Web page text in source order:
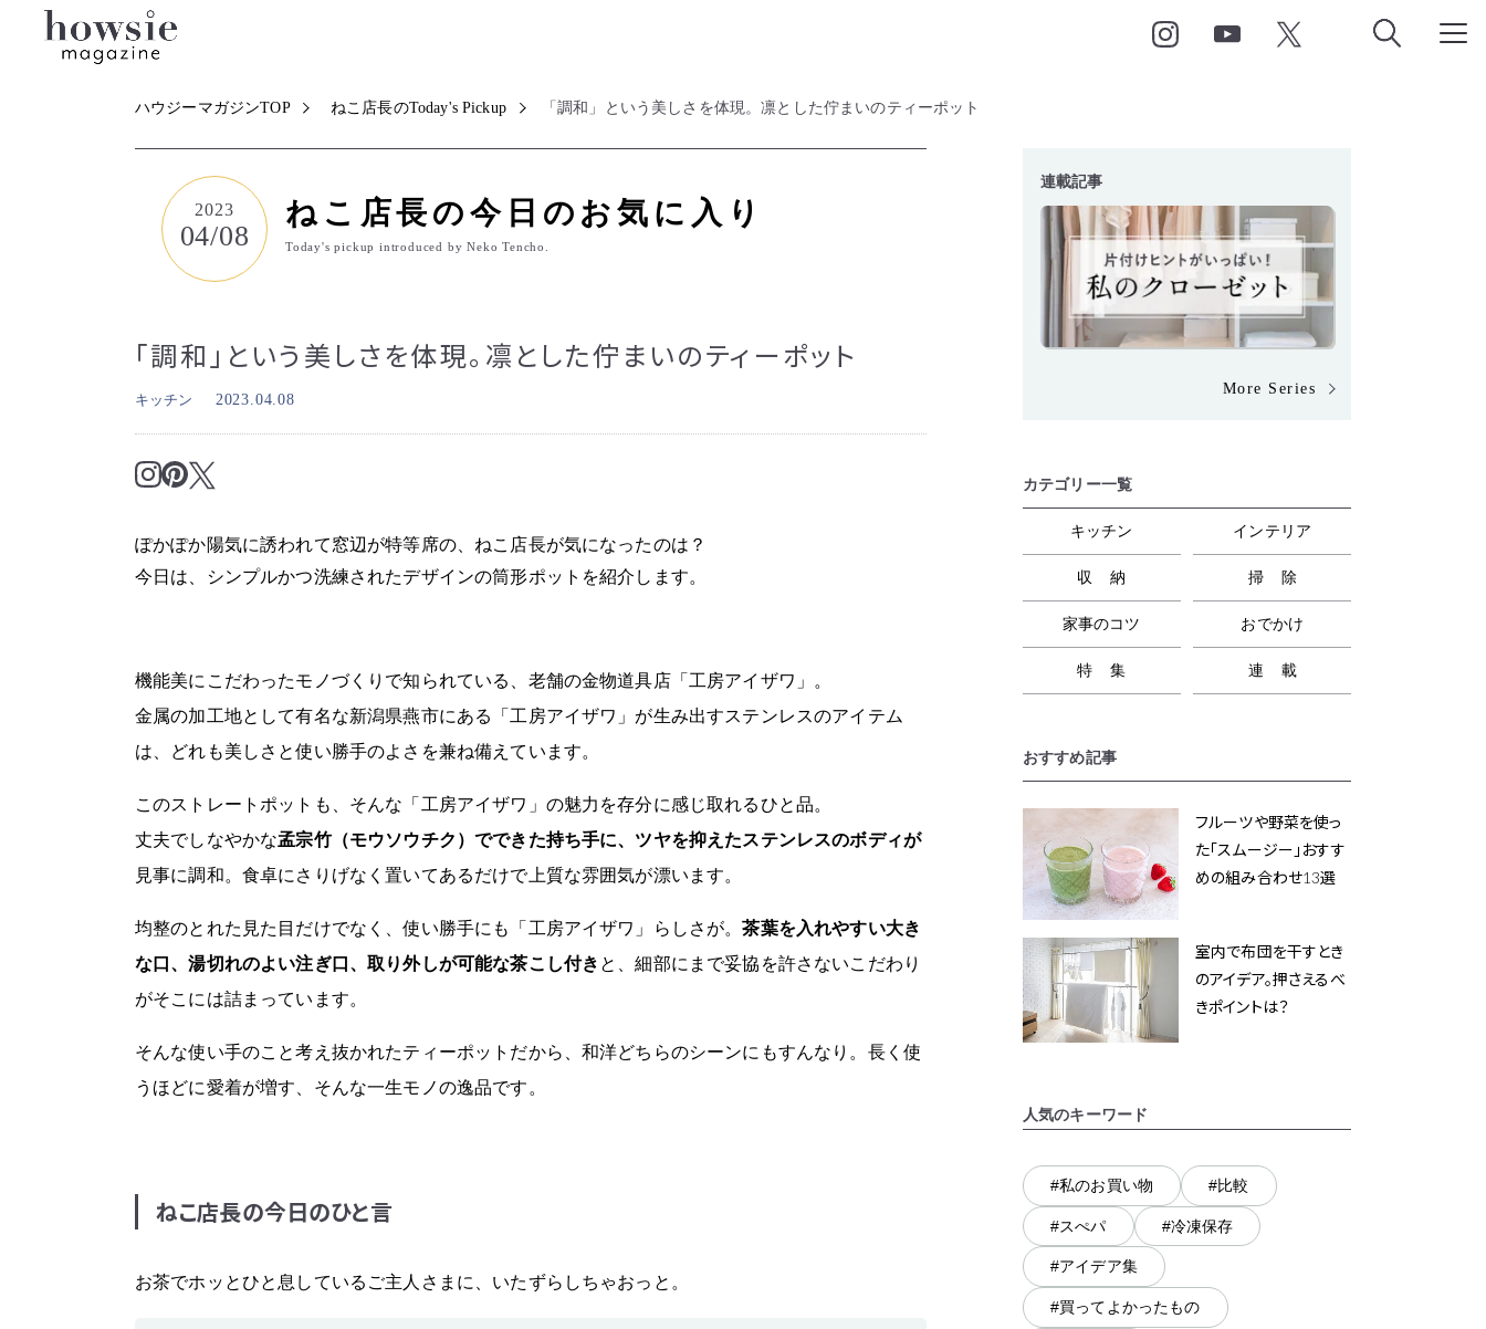
ハウジーマガジンTOP ねこ店長のToday's Pickup 「調和」という美しさを体現。凛とした佇まいのティーポット
2023
04/08
ねこ店長の今日のお気に入り
Today's pickup introduced by Neko Tencho.
「調和」という美しさを体現。凛とした佇まいのティーポット
キッチン 2023.04.08
ぽかぽか陽気に誘われて窓辺が特等席の、ねこ店長が気になったのは？
今日は、シンプルかつ洗練されたデザインの筒形ポットを紹介します。
機能美にこだわったモノづくりで知られている、老舗の金物道具店「工房アイザワ」。
金属の加工地として有名な新潟県燕市にある「工房アイザワ」が生み出すステンレスのアイテム
は、どれも美しさと使い勝手のよさを兼ね備えています。
このストレートポットも、そんな「工房アイザワ」の魅力を存分に感じ取れるひと品。
丈夫でしなやかな孟宗竹（モウソウチク）でできた持ち手に、ツヤを抑えたステンレスのボディが
見事に調和。食卓にさりげなく置いてあるだけで上質な雰囲気が漂います。
均整のとれた見た目だけでなく、使い勝手にも「工房アイザワ」らしさが。茶葉を入れやすい大き
な口、湯切れのよい注ぎ口、取り外しが可能な茶こし付き と、細部にまで妥協を許さないこだわり
がそこには詰まっています。
そんな使い手のこと考え抜かれたティーポットだから、和洋どちらのシーンにもすんなり。長く使
うほどに愛着が増す、そんな一生モノの逸品です。
ねこ店長の今日のひと言
お茶でホッとひと息しているご主人さまに、いたずらしちゃおっと。
連載記事
More Series
カテゴリー一覧
キッチン インテリア
収納 掃除
家事のコツ おでかけ
特集 連載
おすすめ記事
フルーツや野菜を使っ
た「スムージー」おすす
めの組み合わせ13選
室内で布団を干すとき
のアイデア。押さえるべ
きポイントは？
人気のキーワード
#私のお買い物 #比較
#スぺパ #冷凍保存
#アイデア集
#買ってよかったもの